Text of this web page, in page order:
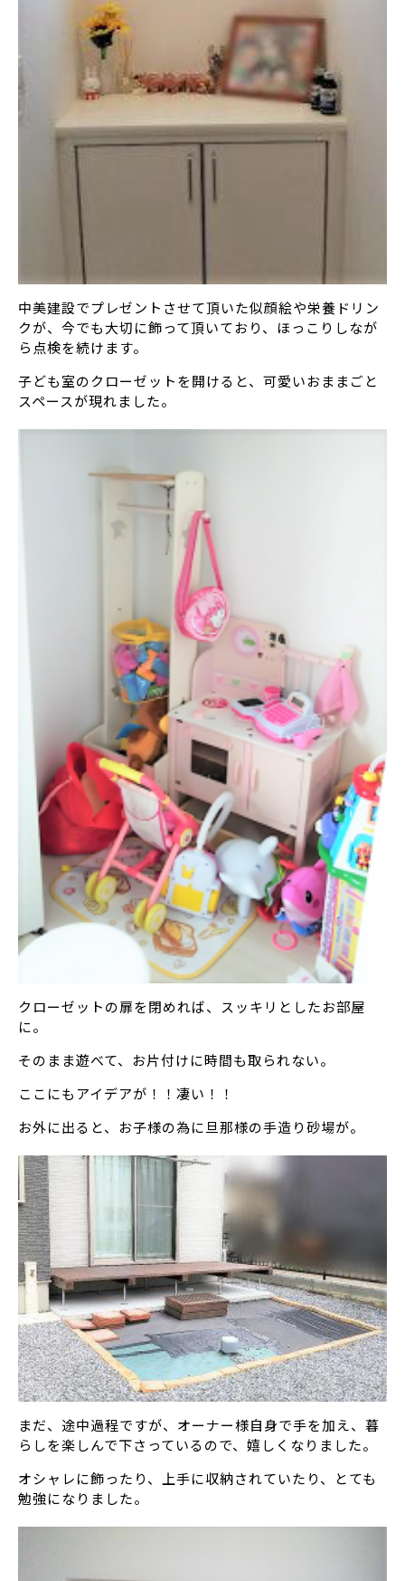
中美建設でプレゼントさせて頂いた似顔絵や栄養ドリン
クが、今でも大切に飾って頂いており、ほっこりしなが
ら点検を続けます。
子ども室のクローゼットを開けると、可愛いおままごと
スペースが現れました。
クローゼットの扉を閉めれば、スッキリとしたお部屋
に。
そのまま遊べて、お片付けに時間も取られない。
ここにもアイデアが！！凄い！！
お外に出ると、お子様の為に旦那様の手造り砂場が。
まだ、途中過程ですが、オーナー様自身で手を加え、暮
らしを楽しんで下さっているので、嬉しくなりました。
オシャレに飾ったり、上手に収納されていたり、とても
勉強になりました。